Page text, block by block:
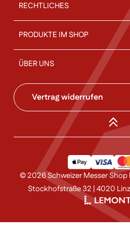
RECHTLICHES
PRODUKTE IM SHOP
ÜBER UNS
Vertrag widerrufen
© 2026 Schweizer Messer Shop
Stockhofstraße 32 | 4020